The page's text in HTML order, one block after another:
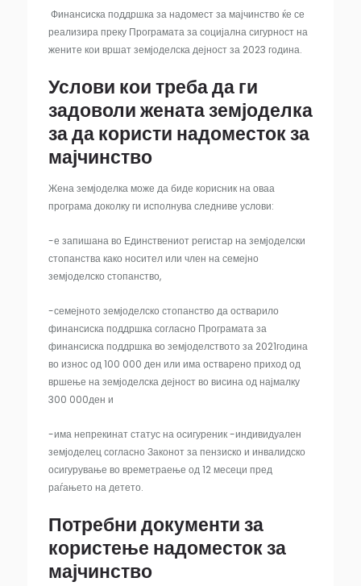
Финансиска поддршка за надомест за мајчинство ќе се
реализира преку Програмата за социјална сигурност на
жените кои вршат земјоделска дејност за 2023 година.
Услови кои треба да ги
задоволи жената земјоделка
за да користи надоместок за
мајчинство
Жена земјоделка може да биде корисник на оваа
програма доколку ги исполнува следниве услови:
-е запишана во Единствениот регистар на земјоделски
стопанства како носител или член на семејно
земјоделско стопанство,
-семејното земјоделско стопанство да остварило
финансиска поддршка согласно Програмата за
финансиска поддршка во земјоделството за 2021година
во износ од 100 000 ден или има остварено приход од
вршење на земјоделска дејност во висина од најмалку
300 000ден и
-има непрекинат статус на осигуреник -индивидуален
земјоделец согласно Законот за пензиско и инвалидско
осигурување во времетраење од 12 месеци пред
раѓањето на детето.
Потребни документи за
користење надоместок за
мајчинство